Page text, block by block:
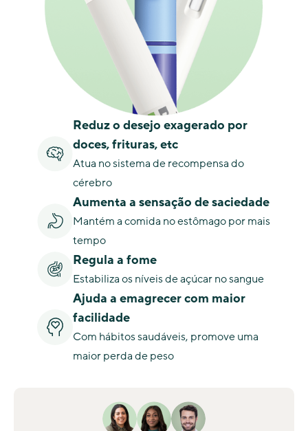
Reduz o desejo exagerado por
doces, frituras, etc
Atua no sistema de recompensa do
cérebro
Aumenta a sensação de saciedade
Mantém a comida no estômago por mais
tempo
Regula a fome
Estabiliza os níveis de açúcar no sangue
Ajuda a emagrecer com maior
facilidade
Com hábitos saudáveis, promove uma
maior perda de peso